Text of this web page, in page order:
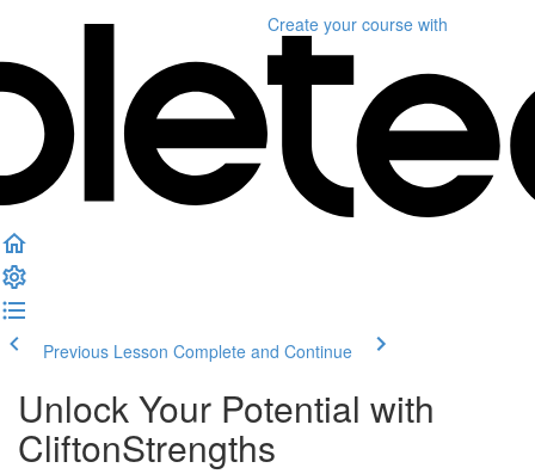
Create your course with
Previous Lesson Complete and Continue
Unlock Your Potential with
CliftonStrengths